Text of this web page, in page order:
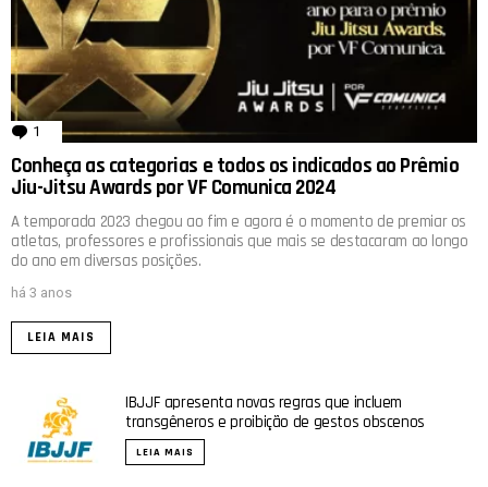
1 comentário
Conheça as categorias e todos os indicados ao Prêmio
Jiu-Jitsu Awards por VF Comunica 2024
A temporada 2023 chegou ao fim e agora é o momento de premiar os
atletas, professores e profissionais que mais se destacaram ao longo
do ano em diversas posições.
há 3 anos
LEIA MAIS
IBJJF apresenta novas regras que incluem
transgêneros e proibição de gestos obscenos
LEIA MAIS